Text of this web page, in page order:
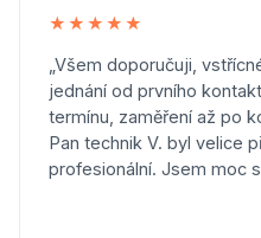
★★★★★
„Všem doporučuji,
jednání od prvního
termínu, zaměření až po
Pan technik V. byl velice
profesionální. Jsem moc